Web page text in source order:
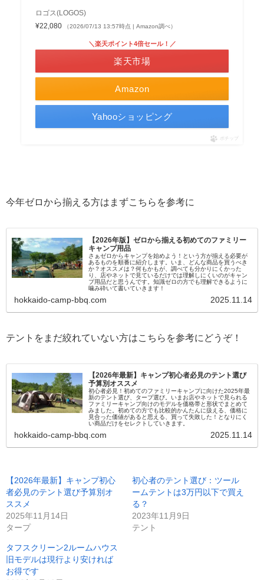
ロゴス(LOGOS)
¥22,080
（2026/07/13 13:57時点 | Amazon調べ）
Amazon
＼楽天ポイント4倍セール！／
楽天市場
Yahooショッピング
ポチップ
今年ゼロから揃える方はまずこちらを参考に
【2026年版】ゼロから揃える初めてのファミリー
キャンプ用品
さぁゼロからキャンプを始めよう！という方が揃える必要が
あるものを順番に紹介します。いま、どんな商品を買うべき
か？オススメは？何もかもが、調べても分かりにくかった
り、店やネットで見ているだけでは理解しにくいのがキャン
プ用品だと思うんです。知識ゼロの方でも理解できるように
噛み砕いて書いていきます！
hokkaido-camp-bbq.com 2025.11.14
テントをまだ絞れていない方はこちらを参考にどうぞ！
【2026年最新】キャンプ初心者必見のテント選び
予算別オススメ
初心者必見！初めてのファミリーキャンプに向けた2025年最
新のテント選び、タープ選び。いまお店やネットで見られる
ファミリーキャンプ向けのモデルを価格帯と形状でまとめて
みました。初めての方でも比較的かんたんに扱える、価格に
見合った価値があると思える、買って失敗した！となりにく
い商品だけをセレクトしていきます。
hokkaido-camp-bbq.com 2025.11.14
【2026年最新】キャンプ初心
者必見のテント選び予算別オ
ススメ
2025年11月14日
タープ
初心者のテント選び：ツール
ームテントは3万円以下で買え
る？
2023年11月9日
テント
タフスクリーン2ルームハウス
旧モデルは現行より安ければ
お得です